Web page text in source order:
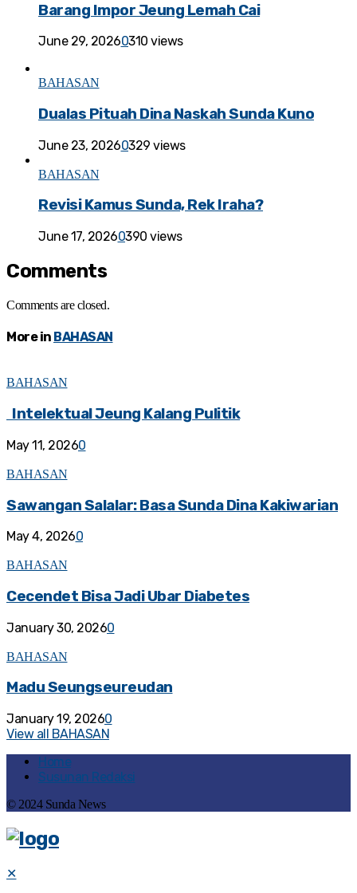
Barang Impor Jeung Lemah Cai
June 29, 20260310 views
BAHASAN
Dualas Pituah Dina Naskah Sunda Kuno
June 23, 20260329 views
BAHASAN
Revisi Kamus Sunda, Rek Iraha?
June 17, 20260390 views
Comments
Comments are closed.
More in BAHASAN
BAHASAN
Intelektual Jeung Kalang Pulitik
May 11, 20260
BAHASAN
Sawangan Salalar: Basa Sunda Dina Kakiwarian
May 4, 20260
BAHASAN
Cecendet Bisa Jadi Ubar Diabetes
January 30, 20260
BAHASAN
Madu Seungseureudan
January 19, 20260
View all BAHASAN
Home
Susunan Redaksi
© 2024 Sunda News
✕